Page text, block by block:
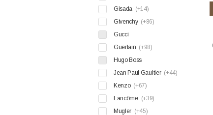
Gisada (+14)
Givenchy (+86)
Gucci
Guerlain (+98)
Hugo Boss
Jean Paul Gaultier (+44)
Kenzo (+67)
Lancôme (+39)
Mugler (+45)